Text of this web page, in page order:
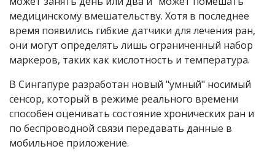
медицинскому вмешательству. Хотя в последнее
время появились гибкие датчики для лечения ран,
они могут определять лишь ограниченный набор
маркеров, таких как кислотность и температура.
В Сингапуре разработан новый "умный" носимый
сенсор, который в режиме реального времени
способен оценивать состояние хронических ран и
по беспроводной связи передавать данные в
мобильное приложение.